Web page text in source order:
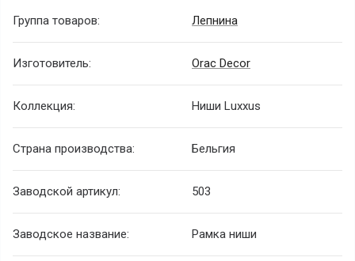
Группа товаров: Лепнина
Изготовитель: Orac Decor
Коллекция: Ниши Luxxus
Страна производства: Бельгия
Заводской артикул: 503
Заводское название: Рамка ниши